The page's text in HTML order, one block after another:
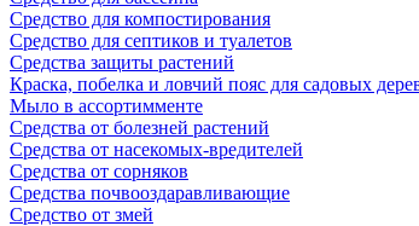
Средство для компостирования
Средство для септиков и туалетов
Средства защиты растений
Краска, побелка и ловчий пояс для садовых
Мыло в ассортимменте
Средства от болезней растений
Средства от насекомых-вредителей
Средства от сорняков
Средства почвооздаравливающие
Средство от змей